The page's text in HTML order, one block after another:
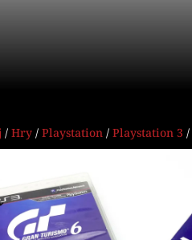
/ Hry / Playstation / Playstation 3 /